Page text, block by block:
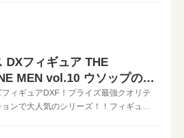
も（開封品or未開封）ご入力いただけま
入力方法でも仮買取査定が可能です。
の買取キャンペーン情報
たら、無料宅配キット申し込みフォー
ださい。といまるから送料無料の宅配
、ダンボールに商品を詰めて、送るだ
ことなく、お売りになりたいものが売
可能地域は、日本全国どこからでもお
買取査定価格の振込手数料など全て無
ード入力で更に具体的な金額が分かりま
07更新！《現在、各買取価格表の更新
がありますが、ご依頼頂いた買取査定
で改めて買取査定致しますのでご安心
ピース DXフィギュア THE
vol.10 モンキー・D・ルフィー現在の
円（未開封の場合）
この他のワンピースDXフィギュ
DXフィギュア THE
MEN vol.10 ウソップの買
ィギュアDXF！プライズ最強クオリテ
ンで大人気のシリーズ！！フィギュア